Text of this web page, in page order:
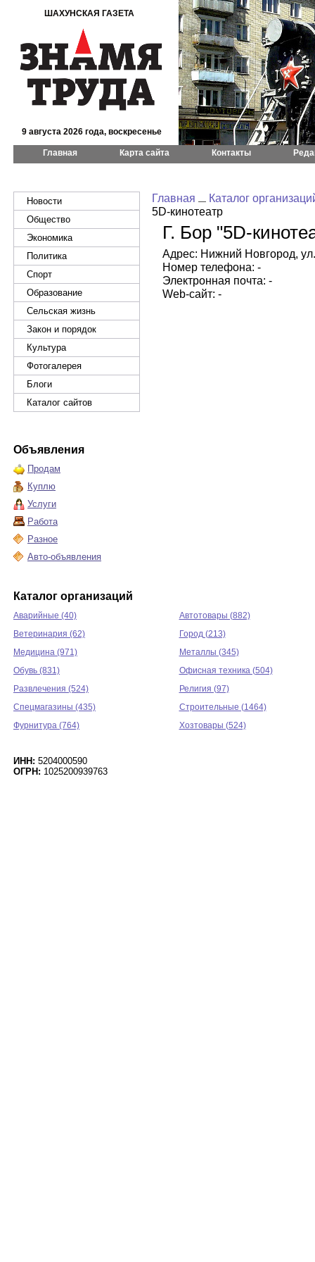
ШАХУНСКАЯ ГАЗЕТА
9 августа 2026 года, воскресенье
Главная Карта сайта Контакты
Новости
Общество
Экономика
Политика
Спорт
Образование
Сельская жизнь
Закон и порядок
Культура
Фотогалерея
Блоги
Каталог сайтов
Объявления
Продам
Куплю
Услуги
Работа
Разное
Авто-объявления
Главная
Каталог
5D-кинотеатр
Г. Бор "5D-
Адрес: Нижний Новгород,
Номер телефона: -
Электронная почта: -
Web-сайт: -
Каталог организаций
Аварийные (40)
Автотовары (882)
Ветеринария (62)
Город (213)
Медицина (971)
Металлы (345)
Обувь (831)
Офисная техника (504)
Развлечения (524)
Религия (97)
Спецмагазины (435)
Строительные (1464)
Фурнитура (764)
Хозтовары (524)
ИНН: 5204000590
ОГРН: 1025200939763